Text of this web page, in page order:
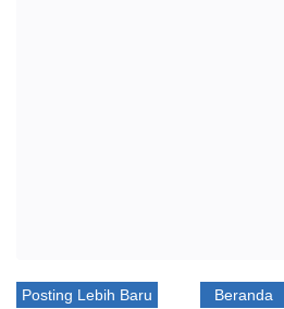
Posting Lebih Baru Beranda